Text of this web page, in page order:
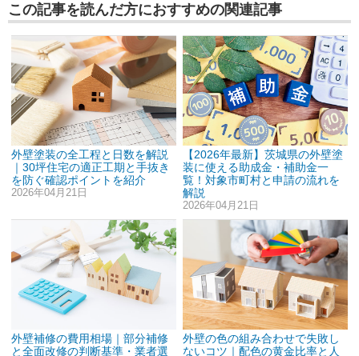
この記事を読んだ方におすすめの関連記事
外壁塗装の全工程と日数を解説
｜30坪住宅の適正工期と手抜き
を防ぐ確認ポイントを紹介
2026年04月21日
【2026年最新】茨城県の外壁塗
装に使える助成金・補助金一
覧！対象市町村と申請の流れを
解説
2026年04月21日
外壁補修の費用相場｜部分補修
と全面改修の判断基準・業者選
外壁の色の組み合わせで失敗し
ないコツ｜配色の黄金比率と人